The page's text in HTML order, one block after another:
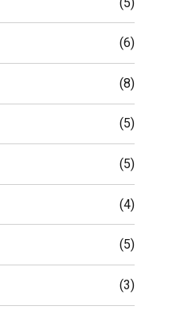
(6)
(8)
(5)
(5)
(4)
(5)
(3)